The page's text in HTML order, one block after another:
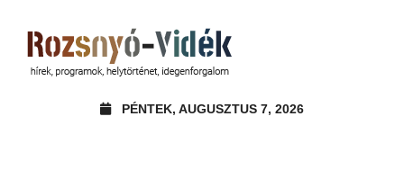
PÉNTEK, AUGUSZTUS 7, 2026